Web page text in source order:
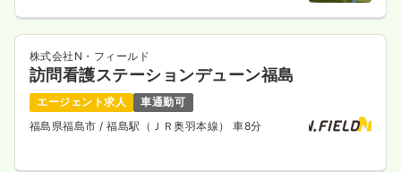
株式会社N・フィールド
訪問看護ステーションデューン福島
エージェント求人
車通勤可
福島県福島市 / 福島駅（ＪＲ奥羽本線） 車8分